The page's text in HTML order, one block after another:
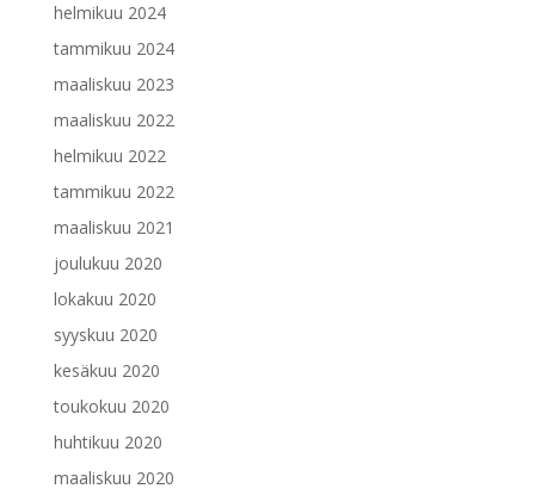
helmikuu 2024
tammikuu 2024
maaliskuu 2023
maaliskuu 2022
helmikuu 2022
tammikuu 2022
maaliskuu 2021
joulukuu 2020
lokakuu 2020
syyskuu 2020
kesäkuu 2020
toukokuu 2020
huhtikuu 2020
maaliskuu 2020